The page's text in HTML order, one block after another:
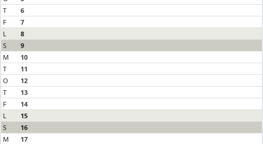
T
6
F
7
L
8
S
9
M
10
T
11
O
12
T
13
F
14
L
15
S
16
M
17